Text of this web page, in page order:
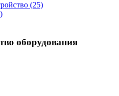
(25)
оборудования